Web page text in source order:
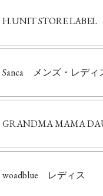
H.UNIT STORE
Sanca メンズ・レディ
GRANDMA MAMA
woadblue レディス